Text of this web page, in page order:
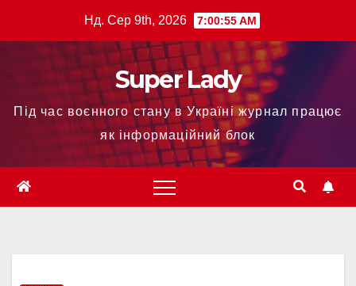
Нд. Сер 9th, 2026 7:00:56 AM
Super Lady
Під час воєнного стану в Україні журнал працює
як інформаційний блок